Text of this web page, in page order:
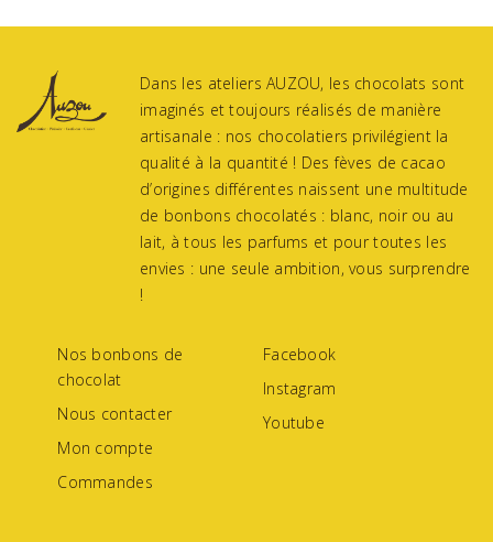
Dans les ateliers AUZOU, les chocolats sont
imaginés et toujours réalisés de manière
artisanale : nos chocolatiers privilégient la
qualité à la quantité ! Des fèves de cacao
d’origines différentes naissent une multitude
de bonbons chocolatés : blanc, noir ou au
lait, à tous les parfums et pour toutes les
envies : une seule ambition, vous surprendre
!
Nos bonbons de
chocolat
Nous contacter
Mon compte
Commandes
Facebook
Instagram
Youtube